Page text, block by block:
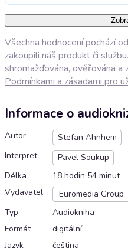
Všechna hodnocení pochází
zakoupili náš produkt či
shromažďována, ověřována
Podmínkami a zásadami pro
Informace o
Autor
Stefan Ahnhem
Interpret
Pavel Soukup
Délka
18 hodin 54 minut
Vydavatel
Euromedia Group
Typ
Audiokniha
Formát
digitální
Jazyk
čeština